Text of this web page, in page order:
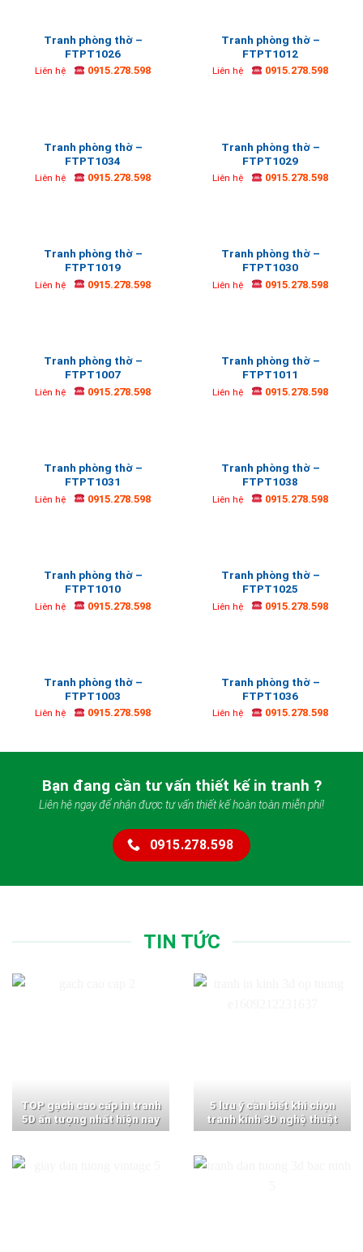
Tranh phòng thờ –
FTPT1026
Liên hệ 0915.278.598
Tranh phòng thờ –
FTPT1012
Liên hệ 0915.278.598
Tranh phòng thờ –
FTPT1034
Liên hệ 0915.278.598
Tranh phòng thờ –
FTPT1029
Liên hệ 0915.278.598
Tranh phòng thờ –
FTPT1019
Liên hệ 0915.278.598
Tranh phòng thờ –
FTPT1030
Liên hệ 0915.278.598
Tranh phòng thờ –
FTPT1007
Liên hệ 0915.278.598
Tranh phòng thờ –
FTPT1011
Liên hệ 0915.278.598
Tranh phòng thờ –
FTPT1031
Liên hệ 0915.278.598
Tranh phòng thờ –
FTPT1038
Liên hệ 0915.278.598
Tranh phòng thờ –
FTPT1010
Liên hệ 0915.278.598
Tranh phòng thờ –
FTPT1025
Liên hệ 0915.278.598
Tranh phòng thờ –
FTPT1003
Liên hệ 0915.278.598
Tranh phòng thờ –
FTPT1036
Liên hệ 0915.278.598
Bạn đang cần tư vấn thiết kế in tranh ?
Liên hệ ngay để nhận được tư vấn thiết kế hoàn toàn miễn phí!
0915.278.598
TIN TỨC
TOP gạch cao cấp in tranh
5D ấn tượng nhất hiện nay
5 lưu ý cần biết khi chọn
tranh kính 3D nghệ thuật